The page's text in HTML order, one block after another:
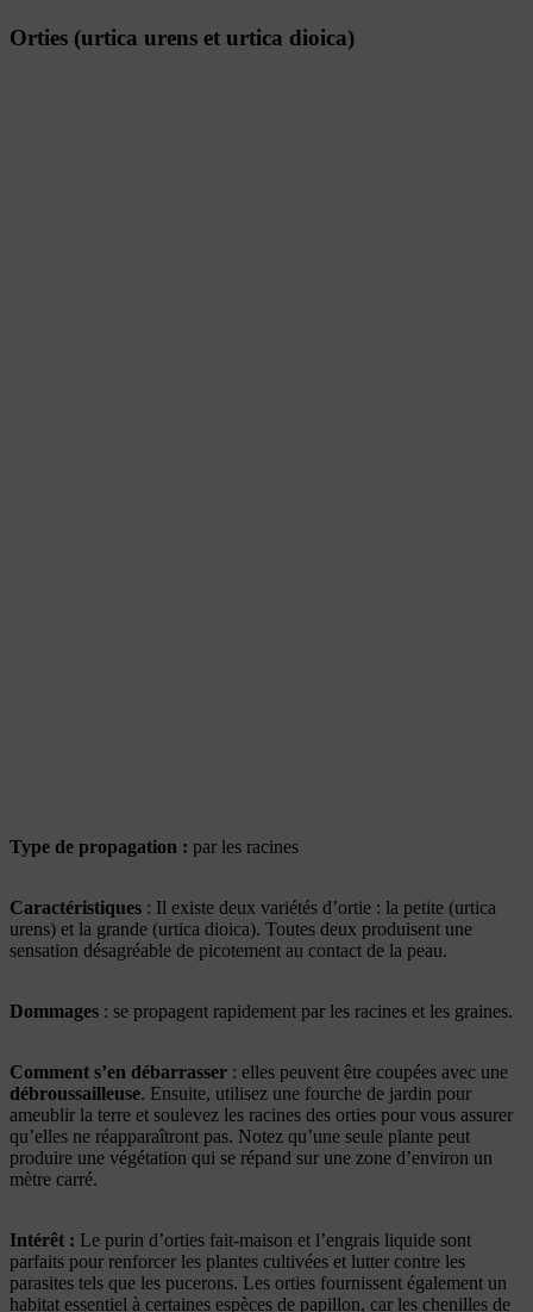
Orties (urtica urens et urtica dioica)
Type de propagation : par les racines
Caractéristiques : Il existe deux variétés d’ortie : la petite (urtica
urens) et la grande (urtica dioica). Toutes deux produisent une
sensation désagréable de picotement au contact de la peau.
Dommages : se propagent rapidement par les racines et les graines.
Comment s’en débarrasser : elles peuvent être coupées avec une
débroussailleuse. Ensuite, utilisez une fourche de jardin pour
ameublir la terre et soulevez les racines des orties pour vous assurer
qu’elles ne réapparaîtront pas. Notez qu’une seule plante peut
produire une végétation qui se répand sur une zone d’environ un
mètre carré.
Intérêt : Le purin d’orties fait-maison et l’engrais liquide sont
parfaits pour renforcer les plantes cultivées et lutter contre les
parasites tels que les pucerons. Les orties fournissent également un
habitat essentiel à certaines espèces de papillon, car les chenilles de